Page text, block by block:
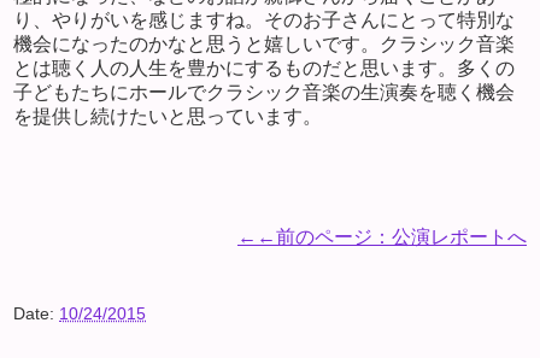
り、やりがいを感じますね。そのお子さんにとって特別な
機会になったのかなと思うと嬉しいです。クラシック音楽
とは聴く人の人生を豊かにするものだと思います。多くの
子どもたちにホールでクラシック音楽の生演奏を聴く機会
を提供し続けたいと思っています。
←←前のページ：公演レポートへ
Date: 10/24/2015